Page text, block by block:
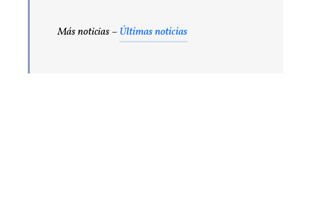
Más noticias –Últimas noticias